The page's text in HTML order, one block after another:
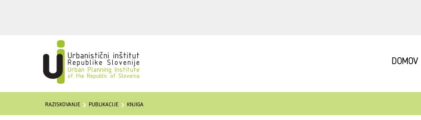
DOMOV
RAZISKOVANJE PUBLIKACIJE KNJIGA